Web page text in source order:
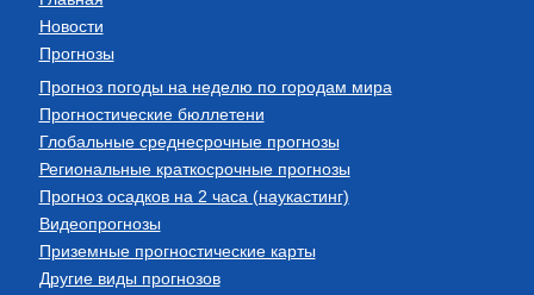
Новости
Прогнозы
Прогноз погоды на неделю по городам мира
Прогностические бюллетени
Глобальные среднесрочные прогнозы
Региональные краткосрочные прогнозы
Прогноз осадков на 2 часа (наукастинг)
Видеопрогнозы
Приземные прогностические карты
Другие виды прогнозов